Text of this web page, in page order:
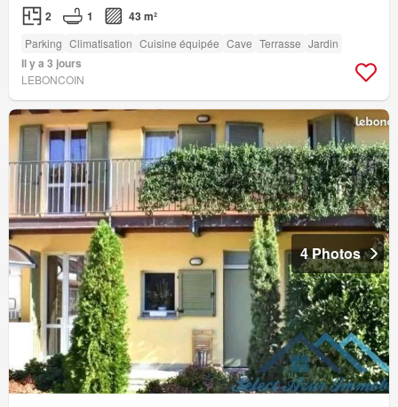
2 1 43 m²
Parking Climatisation Cuisine équipée Cave Terrasse Jardin
Il y a 3 jours
LEBONCOIN
4 Photos